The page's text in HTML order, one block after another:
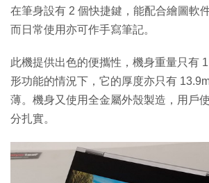
在筆身設有 2 個快捷鍵，能配合繪圖軟
而日常使用亦可作手寫筆記。
此機提供出色的便攜性，機身重量只有
形功能的情況下，它的厚度亦只有
薄。機身又使用全金屬外殼製造，用戶
分扎實。